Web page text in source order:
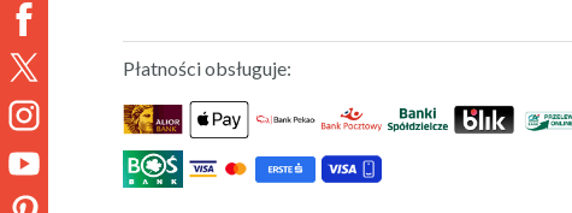
Płatności obsługuje: